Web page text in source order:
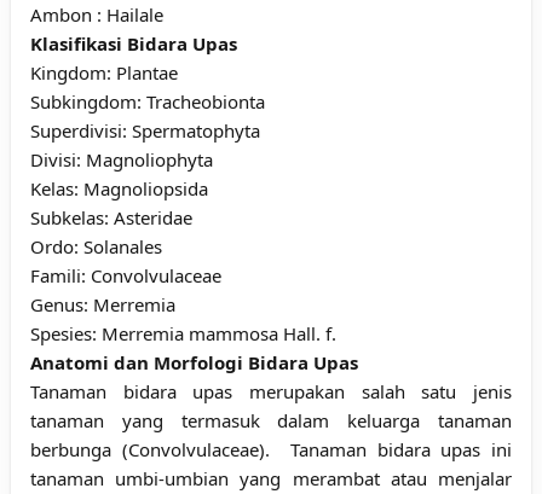
Ambon : Hailale
Klasifikasi Bidara Upas
Kingdom: Plantae
Subkingdom: Tracheobionta
Superdivisi: Spermatophyta
Divisi: Magnoliophyta
Kelas: Magnoliopsida
Subkelas: Asteridae
Ordo: Solanales
Famili: Convolvulaceae
Genus: Merremia
Spesies: Merremia mammosa Hall. f.
Anatomi dan Morfologi Bidara Upas
Tanaman bidara upas merupakan salah satu jenis
tanaman yang termasuk dalam keluarga tanaman
berbunga (Convolvulaceae).Tanaman bidara upas ini
tanaman umbi-umbian yang merambat atau menjalar